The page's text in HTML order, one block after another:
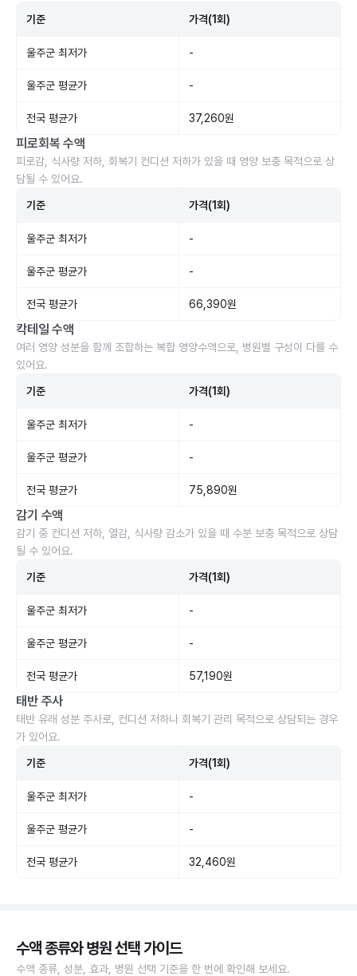
기준 가격(1회)
울주군 최저가 -
울주군 평균가 -
전국 평균가 37,260원
피로회복 수액
피로감, 식사량 저하, 회복기 컨디션 저하가 있을 때 영양 보충 목적으로 상
담될 수 있어요.
기준 가격(1회)
울주군 최저가 -
울주군 평균가 -
전국 평균가 66,390원
칵테일 수액
여러 영양 성분을 함께 조합하는 복합 영양수액으로, 병원별 구성이 다를 수
있어요.
기준 가격(1회)
울주군 최저가 -
울주군 평균가 -
전국 평균가 75,890원
감기 수액
감기 중 컨디션 저하, 열감, 식사량 감소가 있을 때 수분 보충 목적으로 상담
될 수 있어요.
기준 가격(1회)
울주군 최저가 -
울주군 평균가 -
전국 평균가 57,190원
태반 주사
태반 유래 성분 주사로, 컨디션 저하나 회복기 관리 목적으로 상담되는 경우
가 있어요.
기준 가격(1회)
울주군 최저가 -
울주군 평균가 -
전국 평균가 32,460원
수액 종류와 병원 선택 가이드
수액 종류, 성분, 효과, 병원 선택 기준을 한 번에 확인해 보세요.